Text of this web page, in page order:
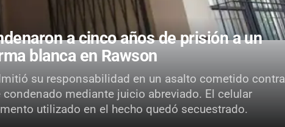
a cinco años de prisión a un
blanca en Rawson
su responsabilidad en un asalto cometido contra
mediante juicio abreviado. El celular
utilizado en el hecho quedó secuestrado.